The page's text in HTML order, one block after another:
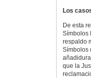
Los
De esta
Símbolos
respaldo
Símbolos
que la